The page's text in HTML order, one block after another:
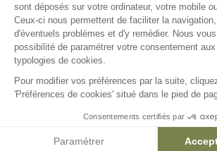
5,17 €
sont déposés sur votre ordinateur, votre mobile
Ceux-ci nous permettent de faciliter la
d'éventuels problèmes et d'y remédier. Nous
possibilité de paramétrer votre consentement
typologies de cookies.
Pour modifier vos préférences par la suite,
'Préférences de cookies' situé dans le pied de
Consentements certifiés par
Paramétrer
Axeptio consent